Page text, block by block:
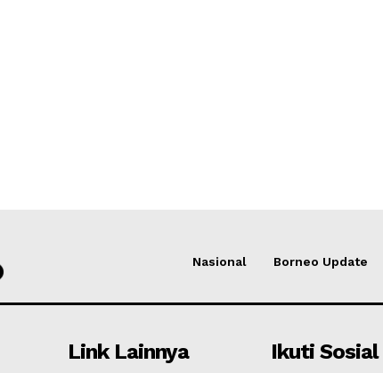
Nasional Borneo Update
Link Lainnya Ikuti